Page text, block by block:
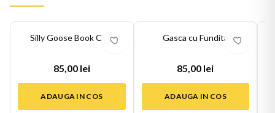
Silly Goose Book Club
85,00 lei
ADAUGA IN COS
Gasca cu Fundita
85,00 lei
ADAUGA IN COS